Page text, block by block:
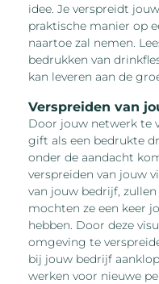
idee. Je verspreidt
praktische manier op
naartoe zal nemen.
bedrukken van
kan leveren aan de
Verspreiden van
Door jouw netwerk te
gift als een bedrukte
onder de aandacht
verspreiden van jouw
van jouw bedrijf,
mochten ze een keer
hebben. Door deze
omgeving te
bij jouw bedrijf
werken voor nieuwe